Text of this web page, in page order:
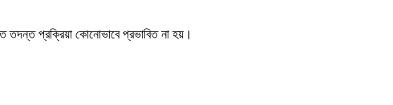
তদন্ত প্রক্রিয়া কোনোভাবে প্রভাবিত না হয়।